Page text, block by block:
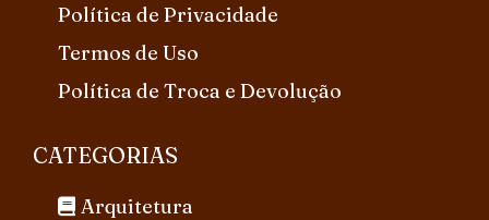
Política de Privacidade
Termos de Uso
Política de Troca e Devolução
CATEGORIAS
Arquitetura